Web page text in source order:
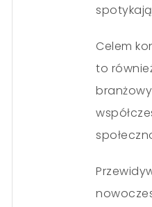
Celem
to